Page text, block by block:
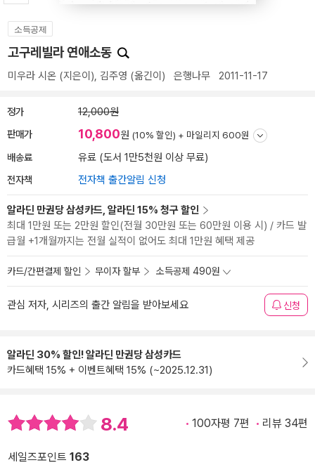
소득공제
고구레빌라 연애소동
미우라 시온 (지은이), 김주영 (옮긴이) 은행나무 2011-11-17
정가 12,000원
판매가 10,800원 (10% 할인) + 마일리지 600원
배송료 유료 (도서 1만5천원 이상 무료)
전자책 전자책 출간알림 신청
알라딘 만권당 삼성카드, 알라딘 15% 청구 할인
최대 1만원 또는 2만원 할인(전월 30만원 또는 60만원 이용 시) / 카드 발
급월 +1개월까지는 전월 실적이 없어도 최대 1만원 혜택 제공
카드/간편결제 할인 무이자 할부 소득공제 490원
관심 저자, 시리즈의 출간 알림을 받아보세요 신청
알라딘 30% 할인! 알라딘 만권당 삼성카드
카드혜택 15% + 이벤트혜택 15% (~2025.12.31)
8.4 100자평 7편 리뷰 34편
세일즈포인트 163